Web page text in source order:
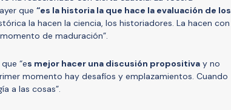
que “es la historia la que hace la evaluación de los
la hacen la ciencia, los historiadores. La hacen con
de maduración”.
“es mejor hacer una discusión propositiva y no
momento hay desafíos y emplazamientos. Cuando
a las cosas”.